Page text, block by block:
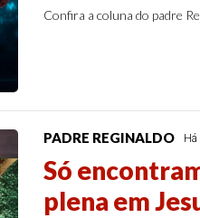
Confira a coluna do padre
PADRE REGINALDO Há
Só
plena em